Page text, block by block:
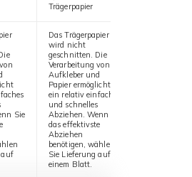
Trägerpapier
Sie
auf
Das Trägerpapier
wird nicht
geschnitten. Die
Verarbeitung von
Aufkleber und
Papier ermöglicht
ein relativ einfaches
und schnelles
Abziehen. Wenn Sie
das effektivste
Abziehen
benötigen, wählen
Sie Lieferung auf
einem Blatt.